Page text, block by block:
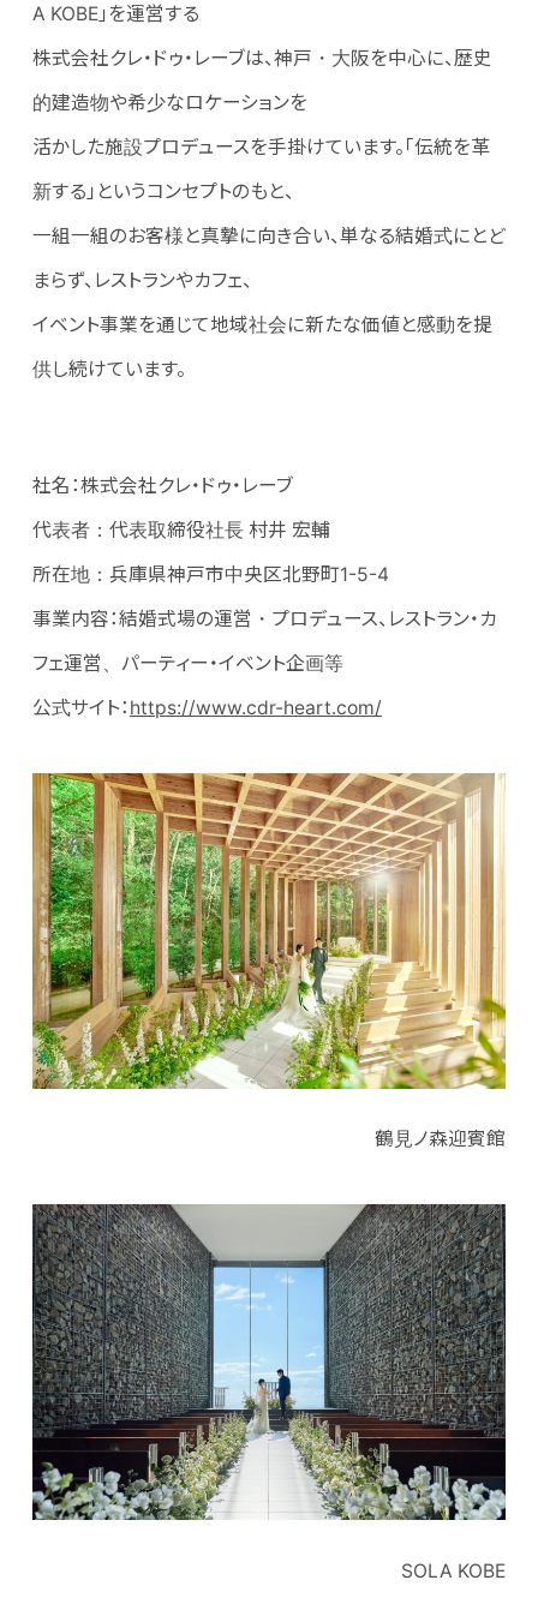
A KOBE」を運営する
株式会社クレ・ドゥ・レーブは、神戸・大阪を中心に、歴史
的建造物や希少なロケーションを
活かした施設プロデュースを手掛けています。「伝統を革
新する」というコンセプトのもと、
一組一組のお客様と真摯に向き合い、単なる結婚式にとど
まらず、レストランやカフェ、
イベント事業を通じて地域社会に新たな価値と感動を提
供し続けています。
社名：株式会社クレ・ドゥ・レーブ
代表者：代表取締役社長 村井 宏輔
所在地：兵庫県神戸市中央区北野町1-5-4
事業内容：結婚式場の運営・プロデュース、レストラン・カ
フェ運営、パーティー・イベント企画等
公式サイト： https://www.cdr-heart.com/
鶴見ノ森迎賓館
SOLA KOBE